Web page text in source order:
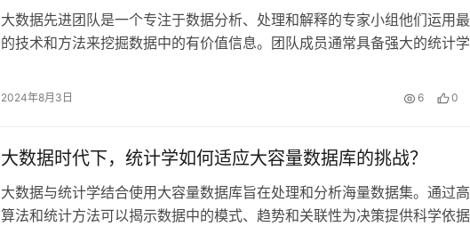
大数据先进团队是一个专注于数据分析、处理和解释的专家小组他们运用
的技术和方法来挖掘数据中的有价值信息。团队成员通常具备强大的统计学
2024年8月3日 6 0
大数据时代下，统计学如何适应大容量数据库的挑战？
大数据与统计学结合使用大容量数据库旨在处理和分析海量数据集。通过
算法和统计方法可以揭示数据中的模式、趋势和关联性为决策提供科学依据